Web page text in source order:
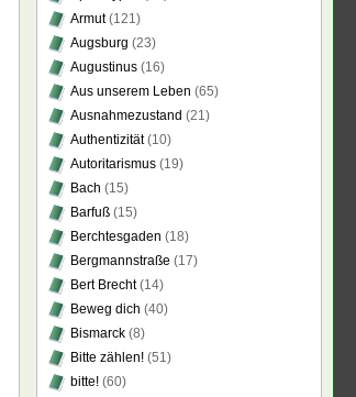
Armut(121)
Augsburg (23)
Augustinus (16)
Aus unserem Leben (65)
Ausnahmezustand (21)
Authentizität(10)
Autoritarismus (19)
Bach (15)
Barfuß (15)
Berchtesgaden (18)
Bergmannstraße (17)
Bert Brecht(14)
Beweg dich (40)
Bismarck (8)
Bitte zählen! (51)
bitte! (60)